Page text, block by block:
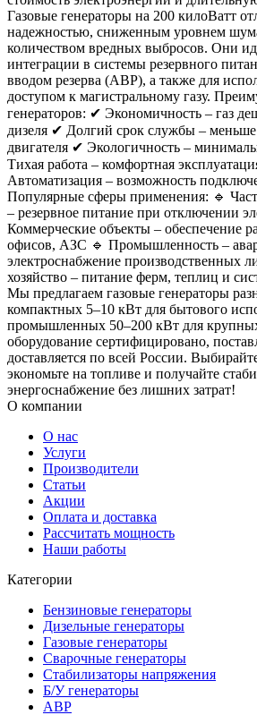
Газовые генераторы на 200 килоВатт
надежностью, сниженным уровнем
количеством вредных выбросов. Они
интеграции в системы резервного
вводом резерва (АВР), а также для
доступом к магистральному газу.
генераторов: ✔ Экономичность – газ
дизеля ✔ Долгий срок службы – меньше
двигателя ✔ Экологичность –
Тихая работа – комфортная
Автоматизация – возможность
Популярные сферы применения: 🔹
– резервное питание при отключении
Коммерческие объекты – обеспечение
офисов, АЗС 🔹 Промышленность –
электроснабжение производственных
хозяйство – питание ферм, теплиц и
Мы предлагаем газовые генераторы
компактных 5–10 кВт для бытового
промышленных 50–200 кВт для
оборудование сертифицировано,
доставляется по всей России.
экономьте на топливе и получайте
энергоснабжение без лишних затрат!
О компании
О нас
Услуги
Производители
Статьи
Акции
Оплата и доставка
Рассчитать мощность
Наши работы
Категории
Бензиновые генераторы
Дизельные генераторы
Газовые генераторы
Сварочные генераторы
Стабилизаторы напряжения
Б/У генераторы
АВР